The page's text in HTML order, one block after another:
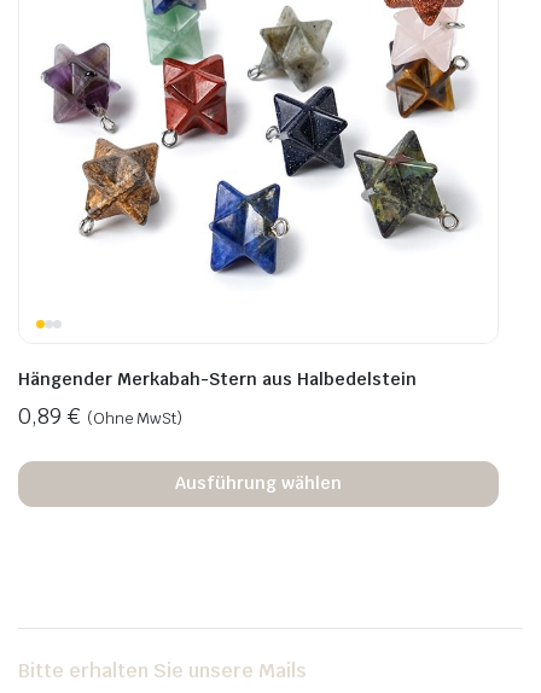
Hängender Merkabah-Stern aus Halbedelstein
0,89 € (Ohne MwSt)
Ausführung wählen
Bitte erhalten Sie unsere Mails